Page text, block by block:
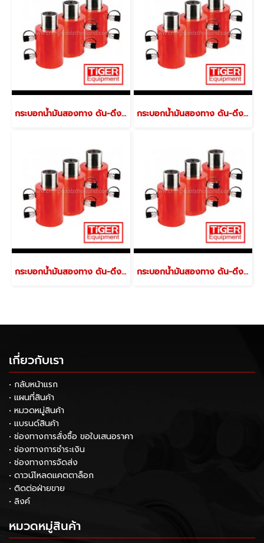
กระบอกน้ำมันสองทาง ดัน-ดึง (ไม่มีกลียวปลายกระบอก) รุ่น EDX-508 กระบอกน้ำมันสองทาง ดัน-ดึง (ไม่มีกลียวปลายกระบอก) รุ่น EDX-504
กระบอกน้ำมันสองทาง ดัน-ดึง (ไม่มีกลียวปลายกระบอก) รุ่น EDX-506 กระบอกน้ำมันสองทาง ดัน-ดึง (ไม่มีกลียวปลายกระบอก) รุ่น EDX-502
เกี่ยวกับเรา
• กลับหน้าแรก
• แผนที่สินค้า
• หมวดหมู่สินค้า
• แบรนด์สินค้า
• ช่องทางการสั่งซื้อ ขอใบเสนอราคา
• ช่องทางการชำระเงิน
• ช่องทางการจัดส่ง
• ดาวน์โหลดแคตตาล็อก
• ติดต่อฝ่ายขาย
• ลิงค์
หมวดหมู่สินค้า